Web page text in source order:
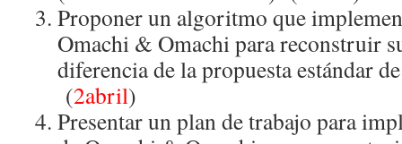
Proponer un algoritmo que
Omachi & Omachi para reconstruir
diferencia de la propuesta estándar
(2abril)
Presentar un plan de trabajo para